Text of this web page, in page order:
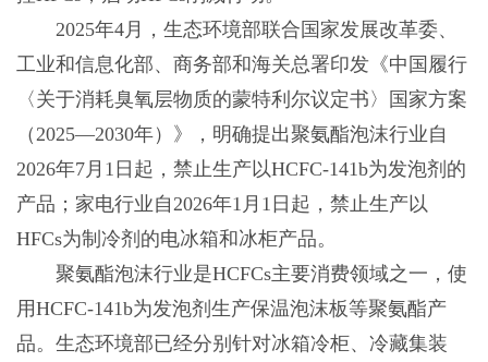
2025年4月，生态环境部联合国家发展改革委、
工业和信息化部、商务部和海关总署印发《中国履行
〈关于消耗臭氧层物质的蒙特利尔议定书〉国家方案
（2025—2030年）》，明确提出聚氨酯泡沫行业自
2026年7月1日起，禁止生产以HCFC-141b为发泡剂的
产品；家电行业自2026年1月1日起，禁止生产以
HFCs为制冷剂的电冰箱和冰柜产品。
聚氨酯泡沫行业是HCFCs主要消费领域之一，使
用HCFC-141b为发泡剂生产保温泡沫板等聚氨酯产
品。生态环境部已经分别针对冰箱冷柜、冷藏集装